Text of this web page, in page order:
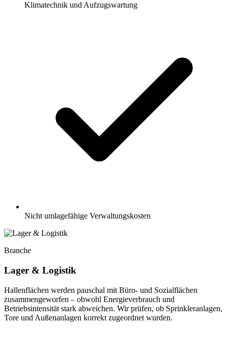
Klimatechnik und Aufzugswartung
Nicht umlagefähige Verwaltungskosten
Branche
Lager & Logistik
Hallenflächen werden pauschal mit Büro- und Sozialflächen
zusammengeworfen – obwohl Energieverbrauch und
Betriebsintensität stark abweichen. Wir prüfen, ob Sprinkleranlagen,
Tore und Außenanlagen korrekt zugeordnet wurden.